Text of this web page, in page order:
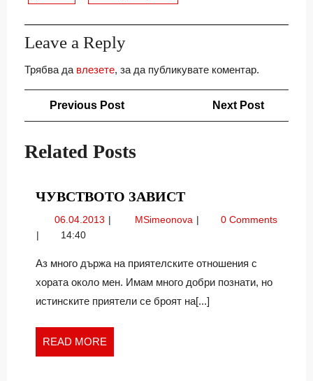
Leave a Reply
Трябва да влезете, за да публикувате коментар.
Навигация
Previous PostPrevious
Next Post
Related Posts
ЧУВСТВОТО ЗАВИСТЧУВСТВОТО
ЗАВИСТ
06.04.2013 06.04.2013MSimeonova Чувството0 Comments
14:40
Аз много държа на приятелските отношения с
хората около мен. Имам много добри познати, но
истинските приятели се броят на[...]
READ MORE
MORE